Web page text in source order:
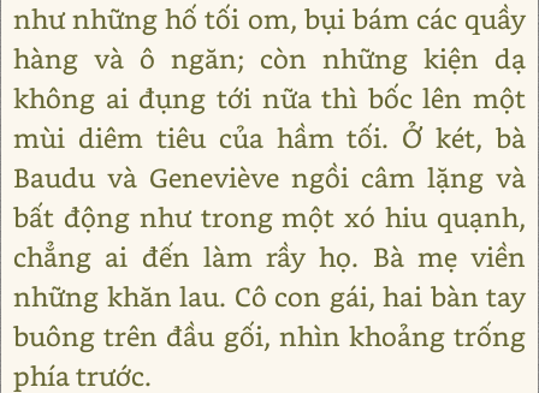
như những hố tối om, bụi bám các quầy
hàng và ô ngăn; còn những kiện dạ
không ai đụng tới nữa thì bốc lên một
mùi diêm tiêu của hầm tối. Ở két, bà
Baudu và Geneviève ngồi câm lặng và
bất động như trong một xó hiu quạnh,
chẳng ai đến làm rầy họ. Bà mẹ viền
những khăn lau. Cô con gái, hai bàn tay
buông trên đầu gối, nhìn khoảng trống
phía trước.